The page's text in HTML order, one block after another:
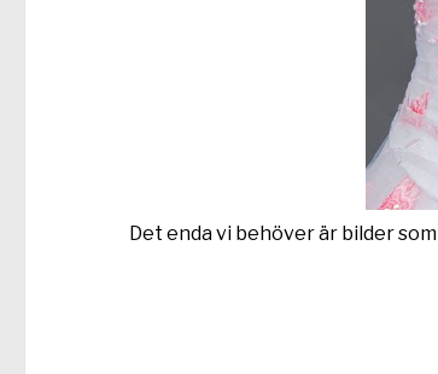
Det enda vi behöver är bilder